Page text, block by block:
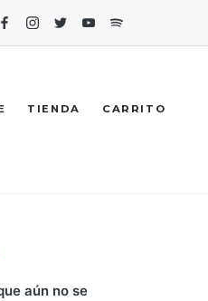
FacebookInstagram
TwitterYoutubeSpotify
TIENDA CARRITO
aún no se